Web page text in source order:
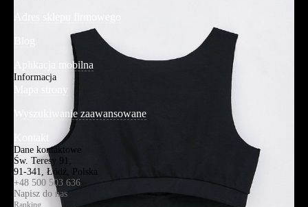
Aplikacja mobilna
Informacja
Mapa strony
Wyszukiwanie zaawansowane
Dane kontaktowe
Św. Teresy 91,
91-341, Łódź, Polska
+48 500 503 636
Napisz do nas
Ranking